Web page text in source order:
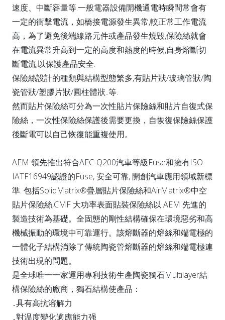
速度、中斷容量等.一般電器設備開機通電時瞬間常會有
一定的衝擊電流，如橋接電源發生異常,較正常工作電流
高，為了避免後端線路元件或產品發生燒毀,保險絲就會
在電流異常升高到一定的高度和熱度的時候,自身熔斷切
斷電流,以保護產品安全.
保險絲設計的種類與結構型態繁多,有貼片狀/玻璃管狀/陶
瓷管狀/塑膠片狀/圓柱體狀..等.
然而貼片保險絲可分為一次性貼片保險絲和貼片自復式保
險絲，一次性保險絲保護後需要更換，自恢復保險絲保護
後斷電可以自己恢復能重複使用。
AEM 領先推出符合AEC-Q200汽車等級Fuse和擁有ISO
IATF16949認證的Fuse, 安全可靠, 開創汽車應用領域新標
準. 包括SolidMatrix®疊層貼片保險絲和AirMatrix®中空
貼片保險絲,CMF 大功率表面貼裝保險絲以 AEM 先進的
製造技術為基礎。全固態的剛性結構確保在環境惡劣和高
機械振動的環境中可靠運行。該熔斷器的熔絲和端電極的
一體化子結構消除了傳統陶瓷管熔斷器的熔絲和端電極連
技術出現的問題。
是全球唯一一家運用專利技術生產陶瓷獨石Multilayer結
構保險絲的廠商，獨石結構使產品：
․具有高抗溶解力
․對温度變化適應能力强